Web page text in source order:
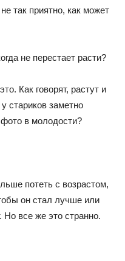
так приятно, как может
не перестает расти?
Как говорят, растут и
стариков заметно
в молодости?
потеть с возрастом,
он стал лучше или
все же это странно.